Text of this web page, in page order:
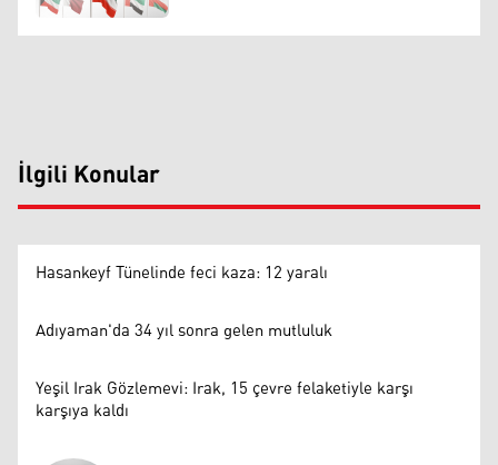
İlgili Konular
Hasankeyf Tünelinde feci kaza: 12 yaralı
Adıyaman'da 34 yıl sonra gelen mutluluk
Yeşil Irak Gözlemevi: Irak, 15 çevre felaketiyle karşı
karşıya kaldı